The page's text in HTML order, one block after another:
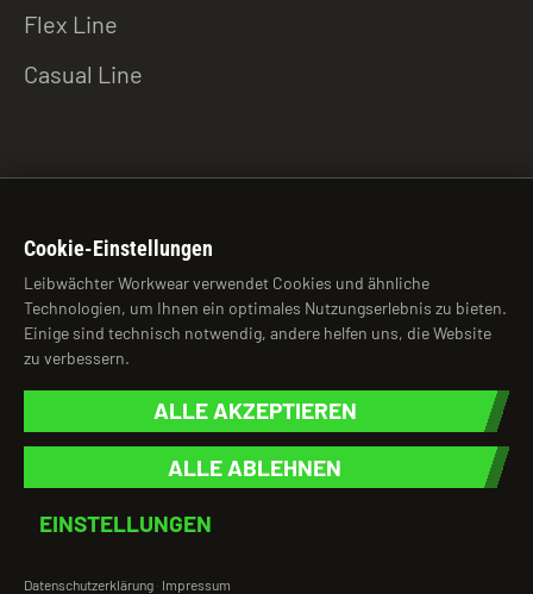
Flex Line
Casual Line
© 2026 Leibwächter Workwear
brightness_auto
Datenschutzhinweise
Cookie-Einstellungen
Cookie-Einstellungen
Leibwächter Workwear verwendet Cookies und ähnliche
Technologien, um Ihnen ein optimales Nutzungserlebnis zu bieten.
Einige sind technisch notwendig, andere helfen uns, die Website
zu verbessern.
ALLE AKZEPTIEREN
ALLE ABLEHNEN
EINSTELLUNGEN
Datenschutzerklärung Impressum